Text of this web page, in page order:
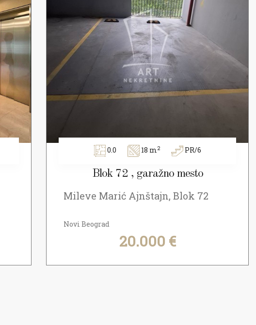
0.0 18 m2 PR/6
Blok 72 , garažno mesto
Mileve Marić Ajnštajn, Blok 72
Novi Beograd
20.000 €